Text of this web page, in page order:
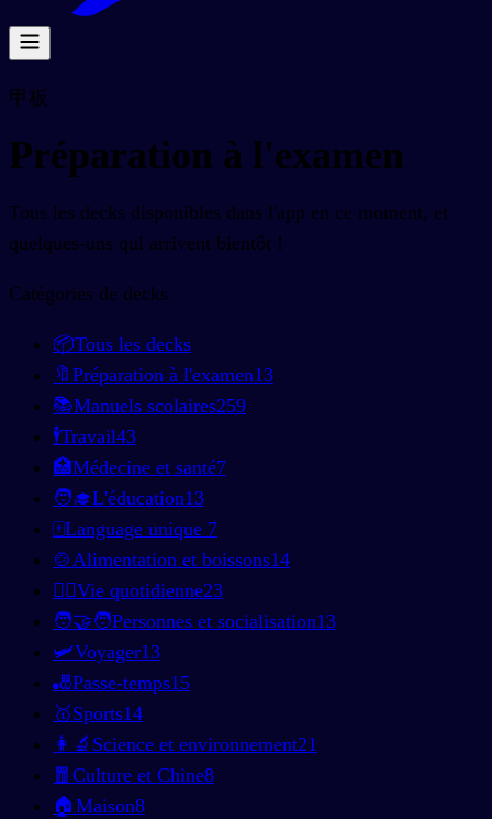
甲板
Préparation à l'examen
Tous les decks disponibles dans l'app en ce moment, et
quelques-uns qui arrivent bientôt !
Catégories de decks
📦Tous les decks
🔖 Préparation à l'examen13
📚Manuels scolaires259
🕴️Travail43
🏥Médecine et santé7
🧑‍🎓L'éducation13
🀄Language unique 7
🍲Alimentation et boissons14
🚶‍♂️Vie quotidienne23
🧑‍🤝‍🧑Personnes et socialisation13
🛩️Voyager13
🎳Passe-temps15
🥇Sports14
👩‍🔬 Science et environnement21
🧧 Culture et Chine8
🏠 Maison8